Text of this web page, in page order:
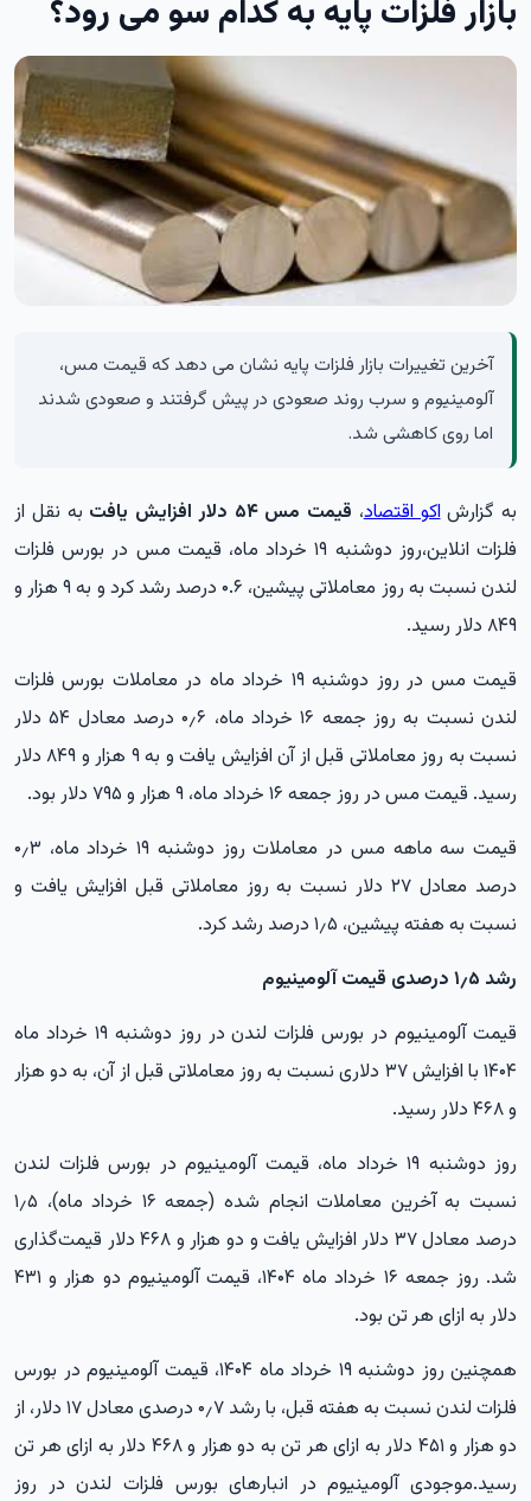
بازار فلزات پایه به کدام سو می رود؟
آخرین تغییرات بازار فلزات پایه نشان می دهد که قیمت مس،
آلومینیوم و سرب روند صعودی در پیش گرفتند و صعودی شدند
اما روی کاهشی شد.
به گزارشاکو اقتصاد، قیمت مس ۵۴ دلار افزایش یافت
به نقل از
فلزات انلاین،روز دوشنبه ۱۹ خرداد ماه، قیمت مس در بورس فلزات
لندن نسبت به روز معاملاتی پیشین، ۰.۶ درصد رشد کرد و به ۹ هزار و
۸۴۹ دلار رسید.
قیمت مس در روز دوشنبه ۱۹ خرداد ماه در معاملات بورس فلزات
لندن نسبت به روز جمعه ۱۶ خرداد ماه، ۰٫۶ درصد معادل ۵۴ دلار
نسبت به روز معاملاتی قبل از آن افزایش یافت و به ۹ هزار و ۸۴۹ دلار
رسید. قیمت مس در روز جمعه ۱۶ خرداد ماه، ۹ هزار و ۷۹۵ دلار بود.
قیمت سه ماهه مس در معاملات روز دوشنبه ۱۹ خرداد ماه، ۰٫۳
درصد معادل ۲۷ دلار نسبت به روز معاملاتی قبل افزایش یافت و
نسبت به هفته پیشین، ۱٫۵ درصد رشد کرد.
رشد ۱٫۵ درصدی قیمت آلومینیوم
قیمت آلومینیوم در بورس فلزات لندن در روز دوشنبه ۱۹ خرداد ماه
۱۴۰۴ با افزایش ۳۷ دلاری نسبت به روز معاملاتی قبل از آن، به دو هزار
و ۴۶۸ دلار رسید.
روز دوشنبه ۱۹ خرداد ماه، قیمت آلومینیوم در بورس فلزات لندن
نسبت به آخرین معاملات انجام شده (جمعه ۱۶ خرداد ماه)، ۱٫۵
درصد معادل ۳۷ دلار افزایش یافت و دو هزار و ۴۶۸ دلار قیمت‌گذاری
شد. روز جمعه ۱۶ خرداد ماه ۱۴۰۴، قیمت آلومینیوم دو هزار و ۴۳۱
دلار به ازای هر تن بود.
همچنین روز دوشنبه ۱۹ خرداد ماه ۱۴۰۴، قیمت آلومینیوم در بورس
فلزات لندن نسبت به هفته قبل، با رشد ۰٫۷ درصدی معادل ۱۷ دلار، از
دو هزار و ۴۵۱ دلار به ازای هر تن به دو هزار و ۴۶۸ دلار به ازای هر تن
رسید.موجودی آلومینیوم در انبارهای بورس فلزات لندن در روز